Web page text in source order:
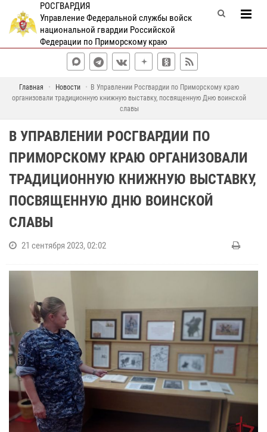
РОСГВАРДИЯ
Управление Федеральной службы войск
национальной гвардии Российской
Федерации по Приморскому краю
Главная Новости
В Управлении Росгвардии по Приморскому краю
организовали традиционную книжную выставку, посвященную Дню воинской
славы
В УПРАВЛЕНИИ РОСГВАРДИИ ПО
ПРИМОРСКОМУ КРАЮ ОРГАНИЗОВАЛИ
ТРАДИЦИОННУЮ КНИЖНУЮ ВЫСТАВКУ,
ПОСВЯЩЕННУЮ ДНЮ ВОИНСКОЙ
СЛАВЫ
21 сентября 2023, 02:02